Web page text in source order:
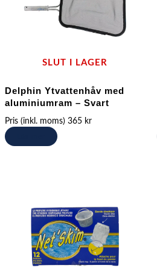
SLUT I LAGER
Delphin Ytvattenhåv med
aluminiumram – Svart
Pris (inkl. moms)365 kr